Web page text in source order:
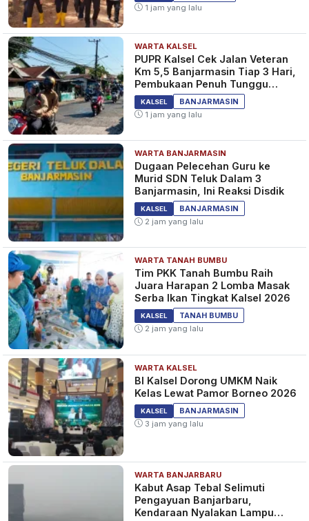
1 jam yang lalu
WARTA KALSEL
PUPR Kalsel Cek Jalan Veteran
Km 5,5 Banjarmasin Tiap 3 Hari,
Pembukaan Penuh Tunggu
Pantauan
KALSEL
BANJARMASIN
1 jam yang lalu
WARTA BANJARMASIN
Dugaan Pelecehan Guru ke
Murid SDN Teluk Dalam 3
Banjarmasin, Ini Reaksi Disdik
KALSEL
BANJARMASIN
2 jam yang lalu
WARTA TANAH BUMBU
Tim PKK Tanah Bumbu Raih
Juara Harapan 2 Lomba Masak
Serba Ikan Tingkat Kalsel 2026
KALSEL
TANAH BUMBU
2 jam yang lalu
WARTA KALSEL
BI Kalsel Dorong UMKM Naik
Kelas Lewat Pamor Borneo 2026
KALSEL
BANJARMASIN
3 jam yang lalu
WARTA BANJARBARU
Kabut Asap Tebal Selimuti
Pengayuan Banjarbaru,
Kendaraan Nyalakan Lampu